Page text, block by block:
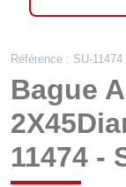
Référence : SU-11474
Bague
11474 -